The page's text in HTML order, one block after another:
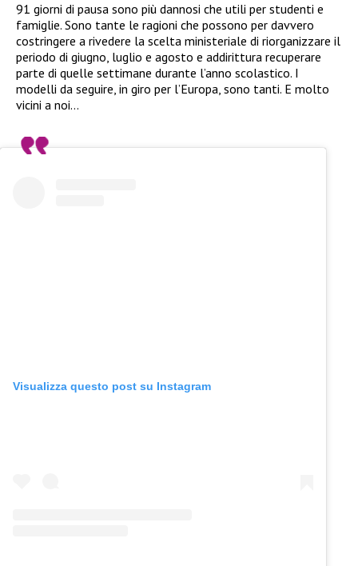
91 giorni di pausa sono più dannosi che utili per studenti e
famiglie. Sono tante le ragioni che possono per davvero
costringere a rivedere la scelta ministeriale di riorganizzare il
periodo di giugno, luglio e agosto e addirittura recuperare
parte di quelle settimane durante l’anno scolastico. I
modelli da seguire, in giro per l’Europa, sono tanti. E molto
vicini a noi…
Visualizza questo post su Instagram